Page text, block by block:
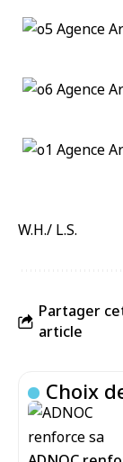
W.H./ L.S.
Partager
article
Choix